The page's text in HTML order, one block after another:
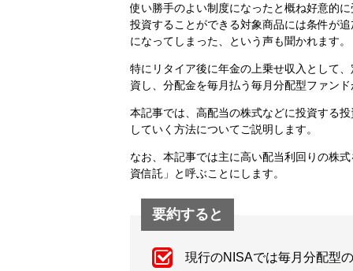
使い勝手のよい制度になったと概ね好意的
投資することができる対象商品には条件が
になってしまった、という声も聞かれます。
特にリタイア後に年金の上乗せ収入として
資し、分配金を毎月払う毎月分配型ファン
本記事では、高配当の株式などに投資する
していく方法についてご説明します。
なお、本記事では主に高い配当利回りの株
資信託」と呼ぶことにします。
要約すると
現行のNISAでは毎月分配型